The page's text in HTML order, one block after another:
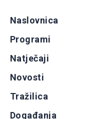
Naslovnica
Programi
Natječaji
Novosti
Tražilica
Događanja